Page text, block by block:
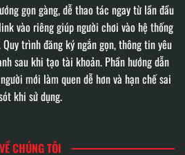
gọn gàng, dễ thao tác ngay từ lần đầu
vào riêng giúp người chơi vào hệ thống
trình đăng ký ngắn gọn, thông tin yêu
sau khi tạo tài khoản. Phần hướng dẫn
mới làm quen dễ hơn và hạn chế sai
khi sử dụng.
VỀ CHÚNG TÔI